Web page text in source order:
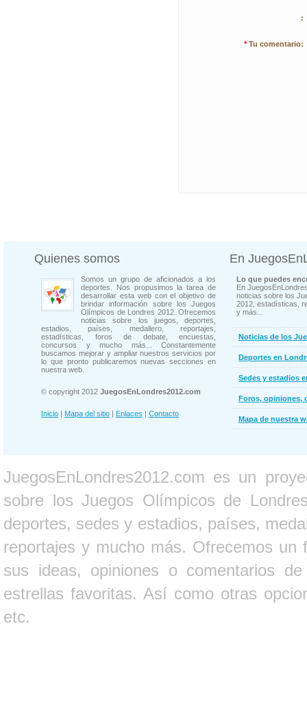
:
* Tu comentario:
Quienes somos
Somos un grupo de aficionados a los
deportes. Nos propusimos la tarea de
desarrollar esta web con el objetivo de
brindar información sobre los Juegos
Olímpicos de Londres 2012. Ofrecemos
noticias sobre los juegos, deportes,
estadios, países, medallero, reportajes,
estadísticas, foros de debate, encuestas,
concursos y mucho más... Constantemente
buscamos mejorar y ampliar nuestros servicios por
lo que pronto publicaremos nuevas secciones en
nuestra web.
© copyright 2012 JuegosEnLondres2012.com
Inicio | Mapa del sitio | Enlaces | Contacto
En
Lo que puedes
En
noticias sobre los
2012, estadísticas,
y más...
Noticias de los
Deportes en
Sedes y estadios
Foros, opiniones,
Mapa de nuestra
JuegosEnLondres2012.com es un
sobre los Juegos Olímpicos de
deportes, sedes y estadios, países,
reportajes y mucho más. Ofrecemos un
sus ideas, opiniones o comentarios
estrellas favoritas. Así como otras
etc.